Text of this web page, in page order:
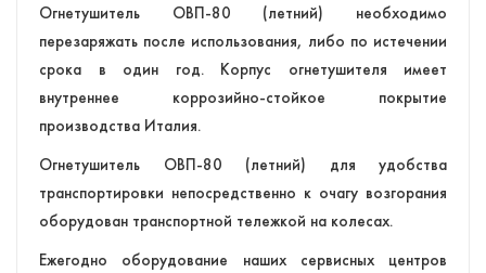
Огнетушитель ОВП-80 (летний) необходимо
перезаряжать после использования, либо по истечении
срока в один год. Корпус огнетушителя имеет
внутреннее коррозийно-стойкое покрытие
производства Италия.
Огнетушитель ОВП-80 (летний) для удобства
транспортировки непосредственно к очагу возгорания
оборудован транспортной тележкой на колесах.
Ежегодно оборудование наших сервисных центров